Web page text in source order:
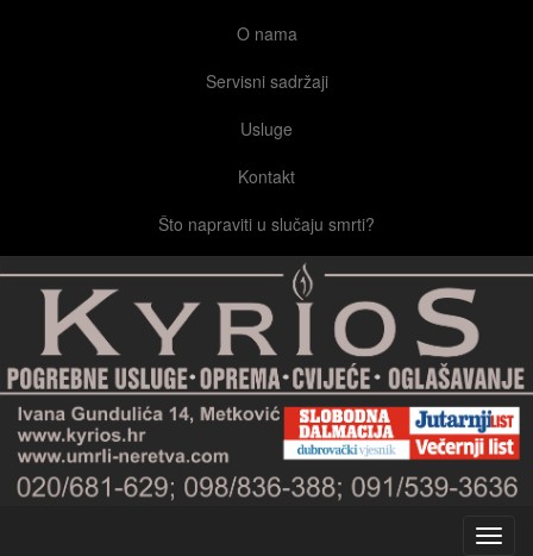
O nama
Servisni sadržaji
Usluge
Kontakt
Što napraviti u slučaju smrti?